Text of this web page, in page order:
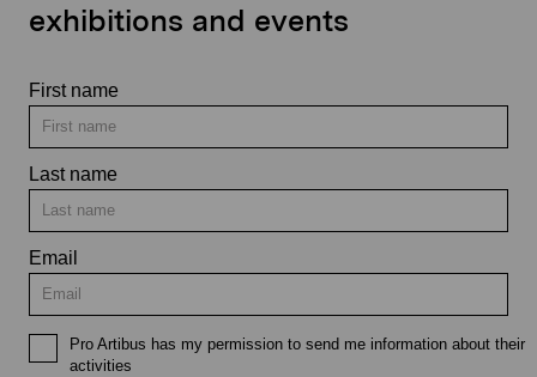
exhibitions and events
First name
Last name
Email
Pro Artibus has my permission to send me information about their
activities